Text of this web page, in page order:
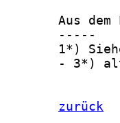
Aus dem
       -----
1*)
- 3*)
zurück